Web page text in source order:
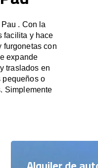
. Con la
facilita y hace
furgonetas con
expande
traslados en
pequeños o
Simplemente